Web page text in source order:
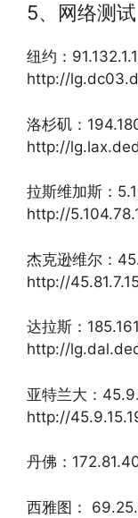
5、网络测试
纽约：
http://
洛杉矶：
http://
拉斯维加斯：
http://
杰克逊维尔：
http://
达拉斯：
http://
亚特兰大：
http://
丹佛：
西雅图：